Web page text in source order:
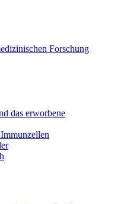
Forschung
das erworbene